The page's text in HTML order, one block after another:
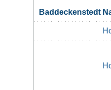
Baddeckenstedt